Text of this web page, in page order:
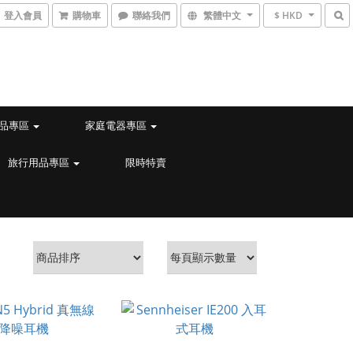
登入會員 購物車 聯絡我們 繁體中文 $ HKD
專區 家庭電器專區
旅行用品專區 限時特賣